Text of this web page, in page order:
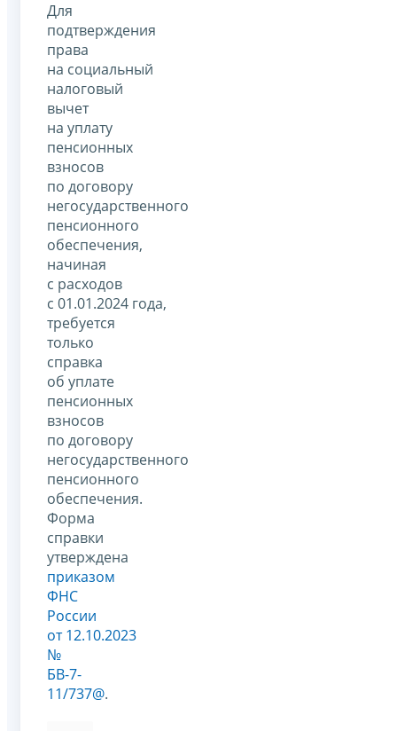
Для
подтверждения
права
на социальный
налоговый
вычет
на уплату
пенсионных
взносов
по договору
негосударственного
пенсионного
обеспечения,
начиная
с расходов
с 01.01.2024 года,
требуется
только
справка
об уплате
пенсионных
взносов
по договору
негосударственного
пенсионного
обеспечения.
Форма
справки
утверждена
приказом
ФНС
России
от 12.10.2023
№
БВ-7-
11/737@.